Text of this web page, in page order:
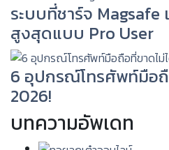
ระบบที่ชาร์จ
สูงสุดแบบ Pro User
6 อุปกรณ์โทรศัพท์มือถื
2026!
บทความอัพเดท